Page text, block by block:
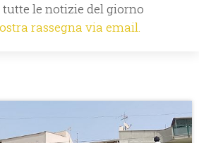
tutte le notizie del giorno
rassegna via email.